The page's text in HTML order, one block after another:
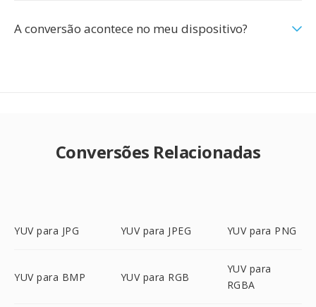
A conversão acontece no meu dispositivo?
Conversões Relacionadas
YUV para JPG YUV para JPEG YUV para PNG
YUV para BMP YUV para RGB
YUV para
RGBA